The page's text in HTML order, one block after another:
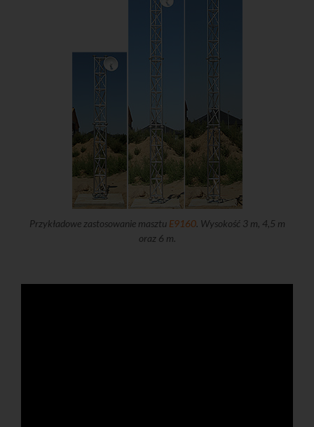
Przykładowe zastosowanie masztu E9160. Wysokość 3 m, 4,5 m
oraz 6 m.